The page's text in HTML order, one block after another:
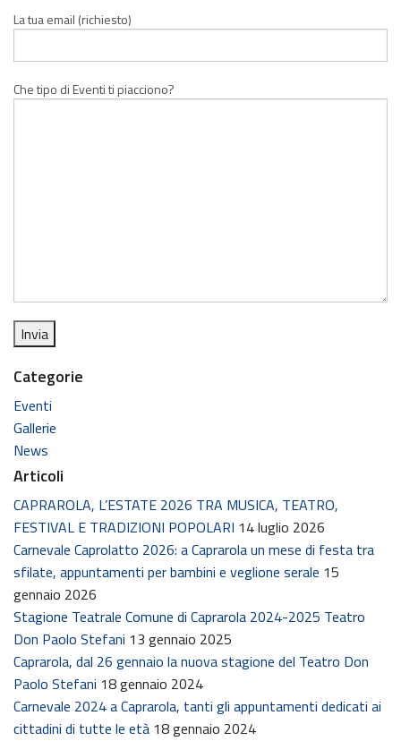
La tua email (richiesto)
Che tipo di Eventi ti piacciono?
Categorie
Eventi
Gallerie
News
Articoli
CAPRAROLA, L’ESTATE 2026 TRA MUSICA, TEATRO,
FESTIVAL E TRADIZIONI POPOLARI 14 luglio 2026
Carnevale Caprolatto 2026: a Caprarola un mese di festa tra
sfilate, appuntamenti per bambini e veglione serale 15
gennaio 2026
Stagione Teatrale Comune di Caprarola 2024-2025 Teatro
Don Paolo Stefani 13 gennaio 2025
Caprarola, dal 26 gennaio la nuova stagione del Teatro Don
Paolo Stefani 18 gennaio 2024
Carnevale 2024 a Caprarola, tanti gli appuntamenti dedicati ai
cittadini di tutte le età 18 gennaio 2024